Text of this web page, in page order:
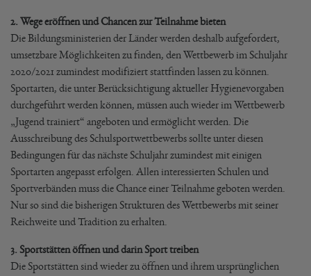
2. Wege eröffnen und Chancen zur Teilnahme bieten
Die Bildungsministerien der Länder werden deshalb aufgefordert,
umsetzbare Möglichkeiten zu finden, den Wettbewerb im Schuljahr
2020/2021 zumindest modifiziert stattfinden lassen zu können.
Sportarten, die unter Berücksichtigung aktueller Hygienevorgaben
durchgeführt werden können, müssen auch wieder im Wettbewerb
„Jugend trainiert“ angeboten und ermöglicht werden. Die
Ausschreibung des Schulsportwettbewerbs sollte unter diesen
Bedingungen für das nächste Schuljahr zumindest mit einigen
Sportarten angepasst erfolgen. Allen interessierten Schulen und
Sportverbänden muss die Chance einer Teilnahme geboten werden.
Nur so sind die bisherigen Strukturen des Wettbewerbs mit seiner
Reichweite und Tradition zu erhalten.
3. Sportstätten öffnen und darin Sport treiben
Die Sportstätten sind wieder zu öffnen und ihrem ursprünglichen